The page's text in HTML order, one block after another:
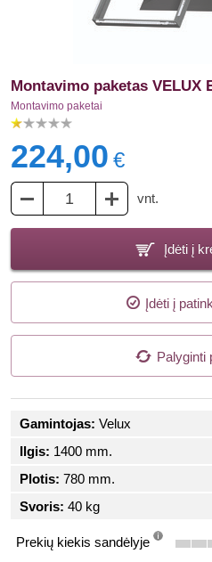
Montavimo paketas VELUX
Montavimo paketai
224,00 €
vnt.
Įdėti į
Įdėti į
Palyginti
Gamintojas: Velux
Ilgis: 1400 mm.
Plotis: 780 mm.
Svoris: 40 kg
Prekių kiekis sandėlyje